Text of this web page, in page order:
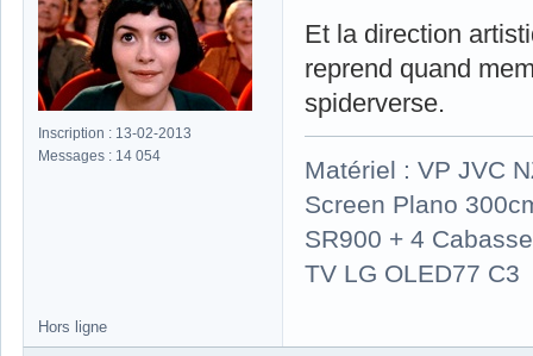
Inscription : 13-02-2013
Messages : 14 054
Et la direction
reprend quand
spiderverse.
Matériel : VP JVC
Screen Plano
SR900 + 4
TV LG OLED77 C3
Hors ligne